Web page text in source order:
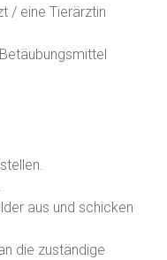
/ eine Tierärztin
aus und schicken
die zuständige